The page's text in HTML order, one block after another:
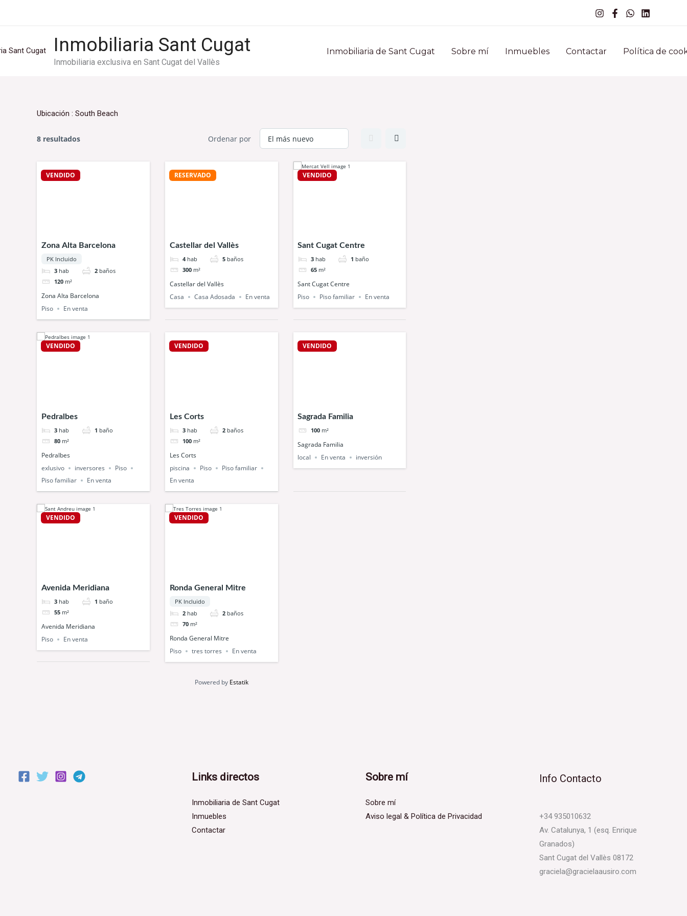
Inmobiliaria Sant Cugat
Inmobiliaria exclusiva en Sant Cugat del Vallès
Inmobiliaria de Sant Cugat Sobre mí Inmuebles Contactar Política de
Ubicación : South Beach
8 resultados Ordenar por
VENDIDO
Zona Alta Barcelona
PK Incluido
3 hab 2 baños
120 m²
Zona Alta Barcelona
Piso
En venta
RESERVADO
Castellar del Vallès
4 hab 5 baños
300 m²
Castellar del Vallès
Casa
Casa Adosada En venta
VENDIDO
Sant Cugat Centre
3 hab 1 baño
65 m²
Sant Cugat Centre
Piso
Piso familiar En venta
VENDIDO
Pedralbes
3 hab 1 baño
80 m²
Pedralbes
exlusivo
inversores
Piso
Piso familiar
En venta
VENDIDO
Les Corts
3 hab 2 baños
100 m²
Les Corts
piscina
Piso
Piso familiar
En venta
VENDIDO
Sagrada Familia
100 m²
Sagrada Familia
local
En venta inversión
VENDIDO
Avenida Meridiana
3 hab 1 baño
55 m²
Avenida Meridiana
Piso
En venta
VENDIDO
Ronda General Mitre
PK Incluido
2 hab 2 baños
70 m²
Ronda General Mitre
Piso
tres torres En venta
Powered by Estatik
Links directos
Inmobiliaria de Sant Cugat
Inmuebles
Contactar
Sobre mí
Sobre mí
Aviso legal & Política de Privacidad
Info Contacto
+34 935010632
Av. Catalunya, 1 (esq. Enrique
Granados)
Sant Cugat del Vallès 08172
graciela@gracielaausiro.com